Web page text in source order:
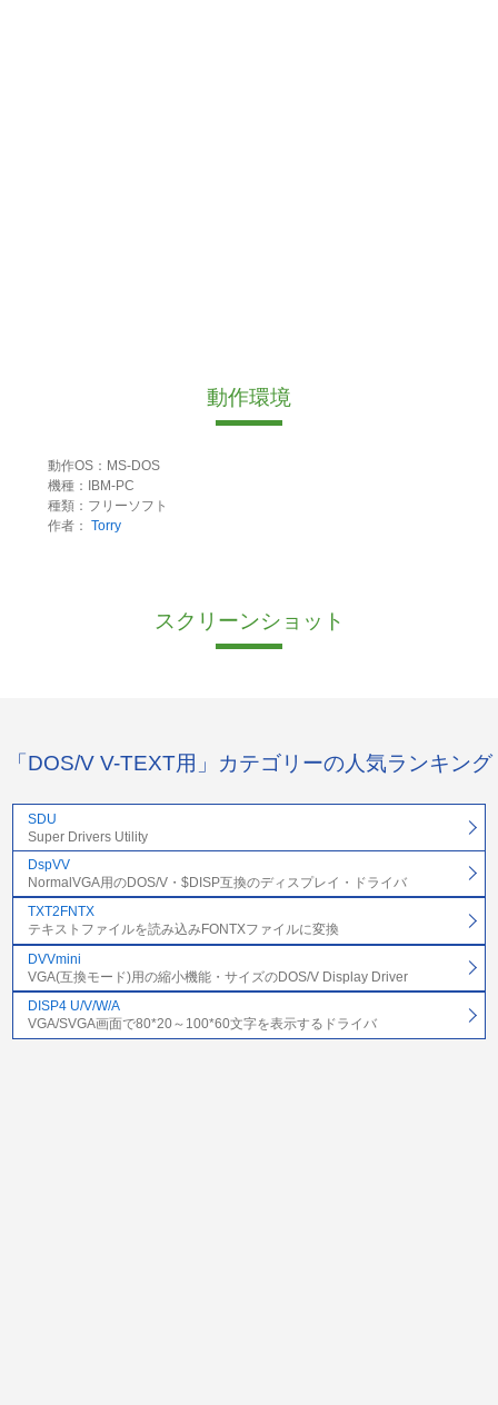
動作環境
動作OS：MS-DOS
機種：IBM-PC
種類：フリーソフト
作者： Torry
スクリーンショット
「DOS/V V-TEXT用」カテゴリーの人気ランキング
SDU
Super Drivers Utility
DspVV
NormalVGA用のDOS/V・$DISP互換のディスプレイ・ドライバ
TXT2FNTX
テキストファイルを読み込みFONTXファイルに変換
DVVmini
VGA(互換モード)用の縮小機能・サイズのDOS/V Display Driver
DISP4 U/V/W/A
VGA/SVGA画面で80*20～100*60文字を表示するドライバ